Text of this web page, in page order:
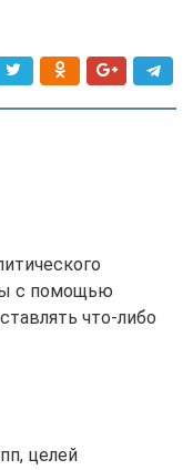
с помощью
что-либо
целей